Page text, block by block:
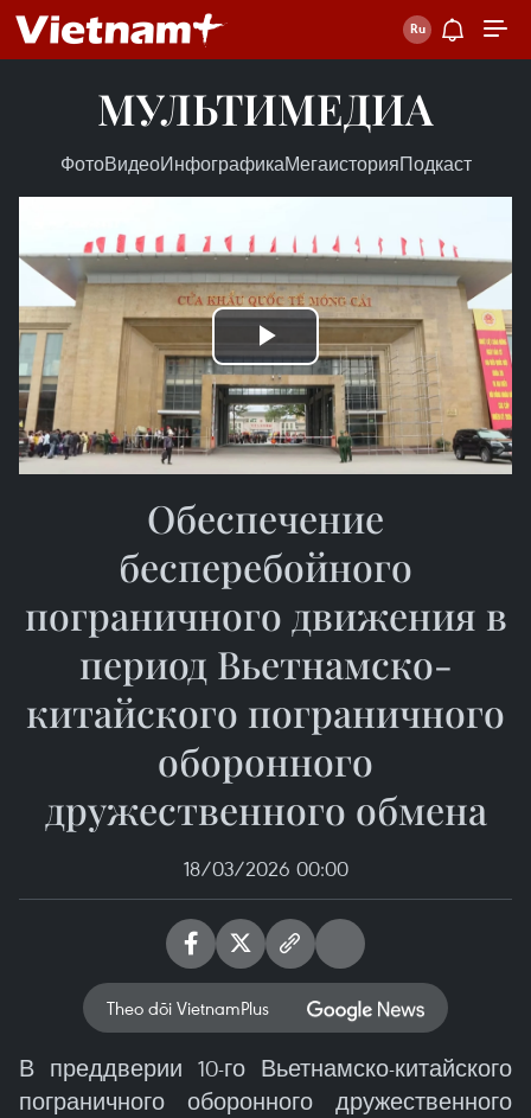
МУЛЬТИМЕДИА
ФотоВидеоИнфографикаМегаисторияПодкаст
Play
Video
Обеспечение
бесперебойного
пограничного движения в
период Вьетнамско-
китайского пограничного
оборонного
дружественного обмена
18/03/2026 00:00
Theo dõi VietnamPlus
В преддверии 10-го Вьетнамско-китайского
пограничного оборонного дружественного